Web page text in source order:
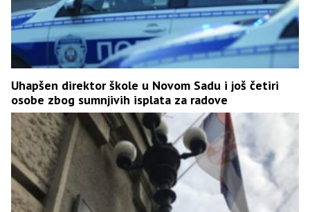
Uhapšen direktor škole u Novom Sadu i još četiri
osobe zbog sumnjivih isplata za radove